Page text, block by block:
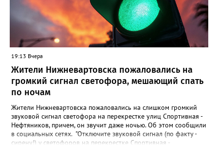
19:13 Вчера
Жители Нижневартовска пожаловались на
громкий сигнал светофора, мешающий спать
по ночам
Жители Нижневартовска пожаловались на слишком громкий
звуковой сигнал светофора на перекрестке улиц Спортивная -
Нефтяников, причем, он звучит даже ночью. Об этом сообщили
в социальных сетях. "Отключите звуковой сигнал (по факту -
сирену!) у светофоров на перекрестке Спортивная -